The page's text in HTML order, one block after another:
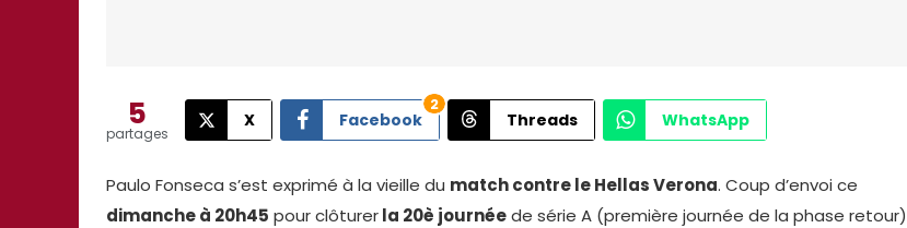
5
partages
X Facebook
2
Threads WhatsApp
Paulo Fonseca s’est exprimé à la vieille du match contre le Hellas Verona. Coup d’envoi ce
dimanche à 20h45 pour clôturerla 20è journéede série A (première journée de la phase